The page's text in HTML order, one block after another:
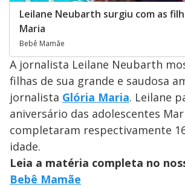
Leilane Neubarth surgiu com as
Maria
Bebê Mamãe
A jornalista Leilane Neubarth
filhas de sua grande e saudosa
jornalista Glória Maria. Leilane
aniversário das adolescentes
completaram respectivamente
idade.
Leia a matéria completa no
Bebê Mamãe